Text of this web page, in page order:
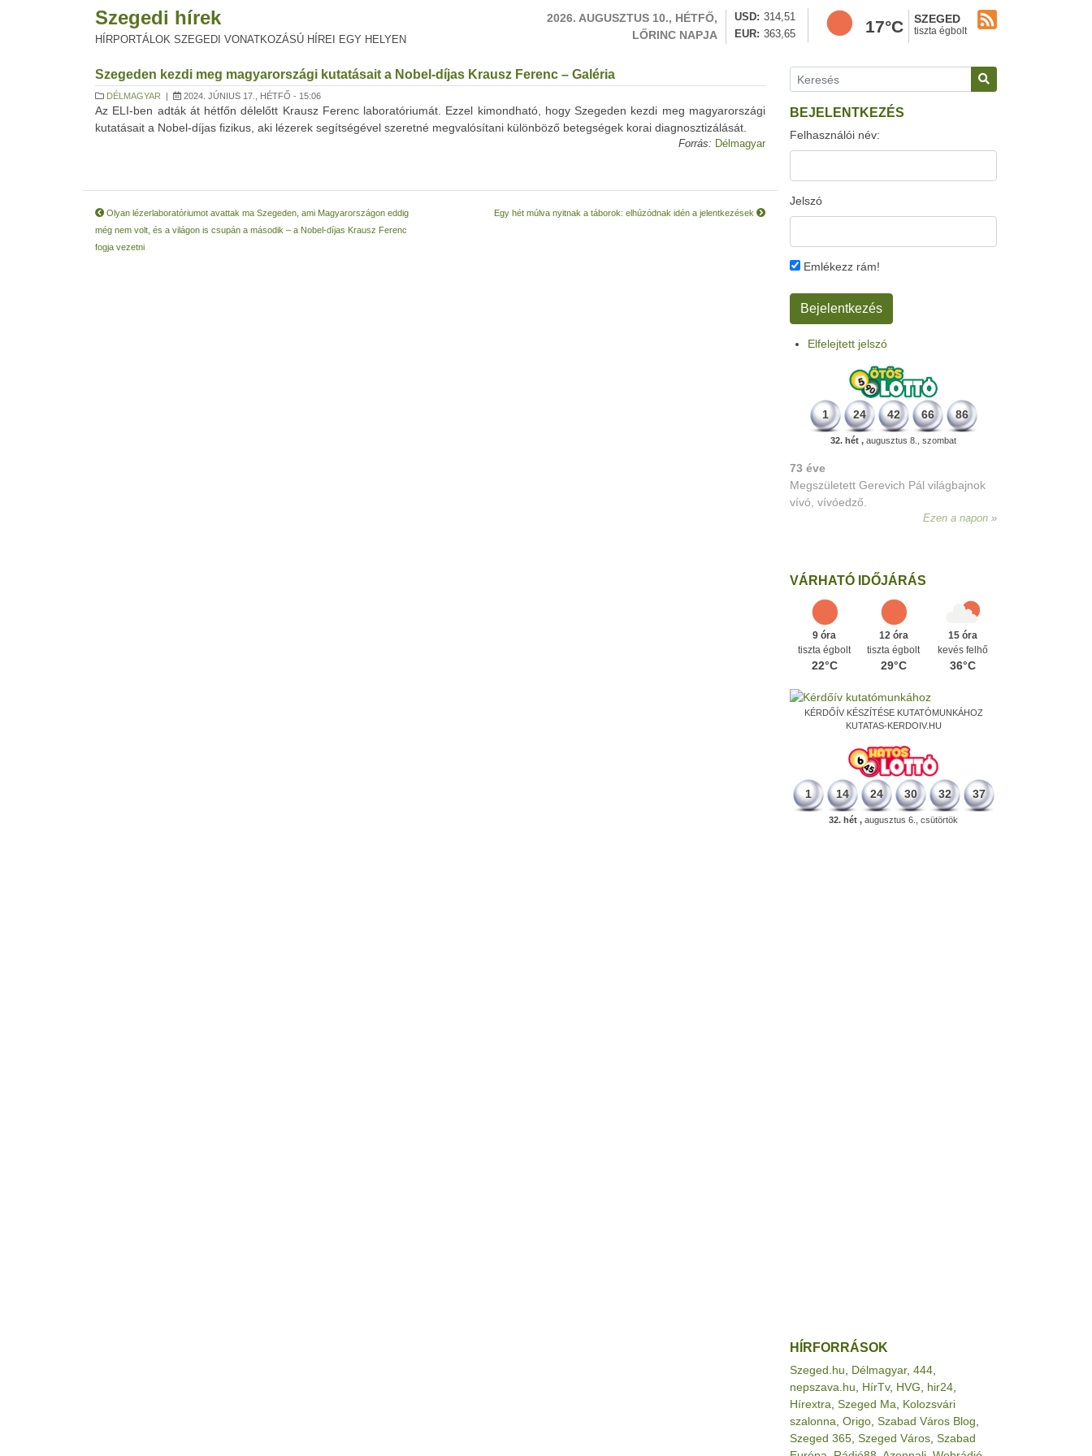
Szegedi hírek
HÍRPORTÁLOK SZEGEDI VONATKOZÁSÚ HÍREI EGY HELYEN
2026. AUGUSZTUS 10., HÉTFŐ,
LŐRINC NAPJA
USD
314,51
EUR
363,65 17°C SZEGED
tiszta égbolt
Szegeden kezdi meg magyarországi kutatásait a Nobel-díjas Krausz Ferenc – Galéria
DÉLMAGYAR | 2024. JÚNIUS 17., HÉTFŐ - 15:06
Az ELI-ben adták át hétfőn délelőtt Krausz Ferenc laboratóriumát. Ezzel kimondható, hogy Szegeden kezdi meg magyarországi
kutatásait a Nobel-díjas fizikus, aki lézerek segítségével szeretné megvalósítani különböző betegségek korai diagnosztizálását.
Forrás: Délmagyar
Olyan lézerlaboratóriumot avattak ma Szegeden, ami Magyarországon eddig
még nem volt, és a világon is csupán a második – a Nobel-díjas Krausz Ferenc
fogja vezetni
Egy hét múlva nyitnak a táborok: elhúzódnak idén a jelentkezések
BEJELENTKEZÉS
Felhasználói név:
Jelszó
Emlékezz rám!
Elfelejtett jelszó
1 24 42 66 86
32. hét , augusztus 8., szombat
64 éve
Budapesten megszületett Básti Júlia,
Kossuth-díjas színésznő
VÁRHATÓ IDŐJÁRÁS
9 óra
tiszta égbolt
22°C
12 óra
tiszta égbolt
29°C
15 óra
kevés felhő
36°C
KÉRDŐÍV KÉSZÍTÉSE KUTATÓMUNKÁHOZ
KUTATAS-KERDOIV.HU
1 14 24 30 32 37
32. hét , augusztus 6., csütörtök
HÍRFORRÁSOK
Szeged.hu Délmagyar, 444
nepszava.hu
HírTv, HVG hir24
Hírextra Szeged Ma
Kolozsvári
szalonna Origo Szabad Város Blog
Szeged 365 Szeged Város Szabad